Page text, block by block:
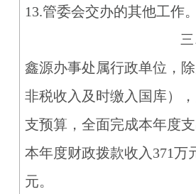
13.管委会交办的其他工作。
鑫源办事处属行政单位，
非税收入及时缴入国库）
支预算，全面完成本年度支
本年度财政拨款收入371万
元。